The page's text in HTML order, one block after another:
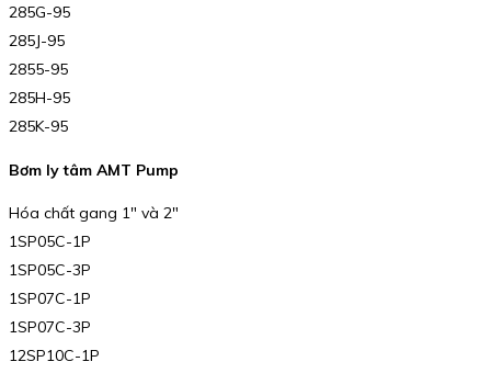
285G-95
285J-95
2855-95
285H-95
285K-95
Bơm ly tâm AMT Pump
Hóa chất gang 1″ và 2″
1SP05C-1P
1SP05C-3P
1SP07C-1P
1SP07C-3P
12SP10C-1P